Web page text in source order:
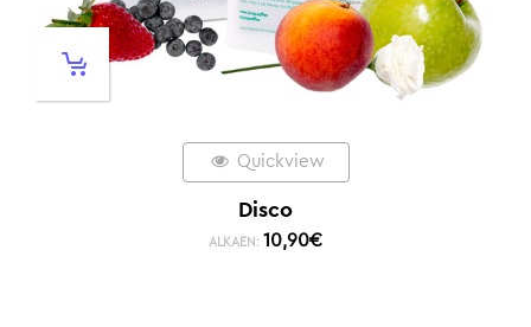
Quickview
Disco
ALKAEN: 10,90€